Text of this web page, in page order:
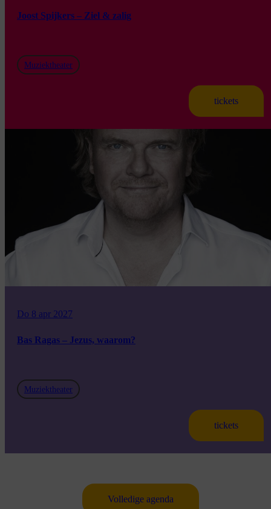
Joost Spijkers – Ziel & zalig
Muziektheater
tickets
Do 8 apr 2027
Bas Ragas – Jezus, waarom?
Muziektheater
tickets
Volledige agenda